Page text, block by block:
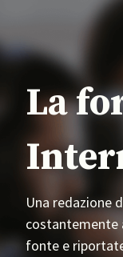
La
Una redazione
costantemente
fonte e